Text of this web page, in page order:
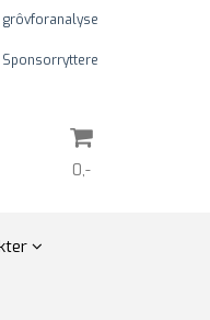
grôvforanalyse
Sponsorryttere
0,-